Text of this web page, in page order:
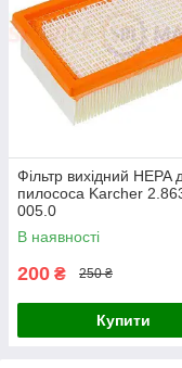
Фільтр вихідний HEPA
пилососа Karcher
005.0
В наявності
200 ₴ 250 ₴
Купити